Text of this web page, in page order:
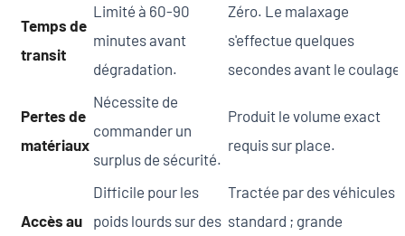
Temps de
transit
Limité à 60-90
minutes avant
dégradation.
Zéro. Le malaxage
s'effectue quelques
secondes avant le coulage.
Pertes de
matériaux
Nécessite de
commander un
surplus de sécurité.
Produit le volume exact
requis sur place.
Accès au
Difficile pour les
poids lourds sur des
Tractée par des véhicules
standard ; grande